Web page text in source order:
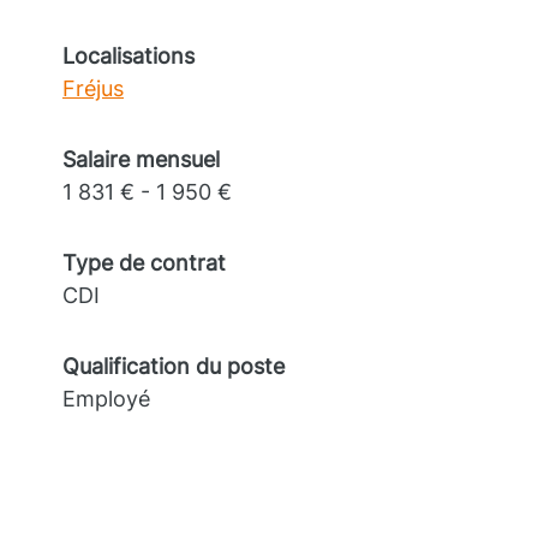
Localisations
Fréjus
Salaire mensuel
1 831 € - 1 950 €
Type de contrat
CDI
Qualification du poste
Employé